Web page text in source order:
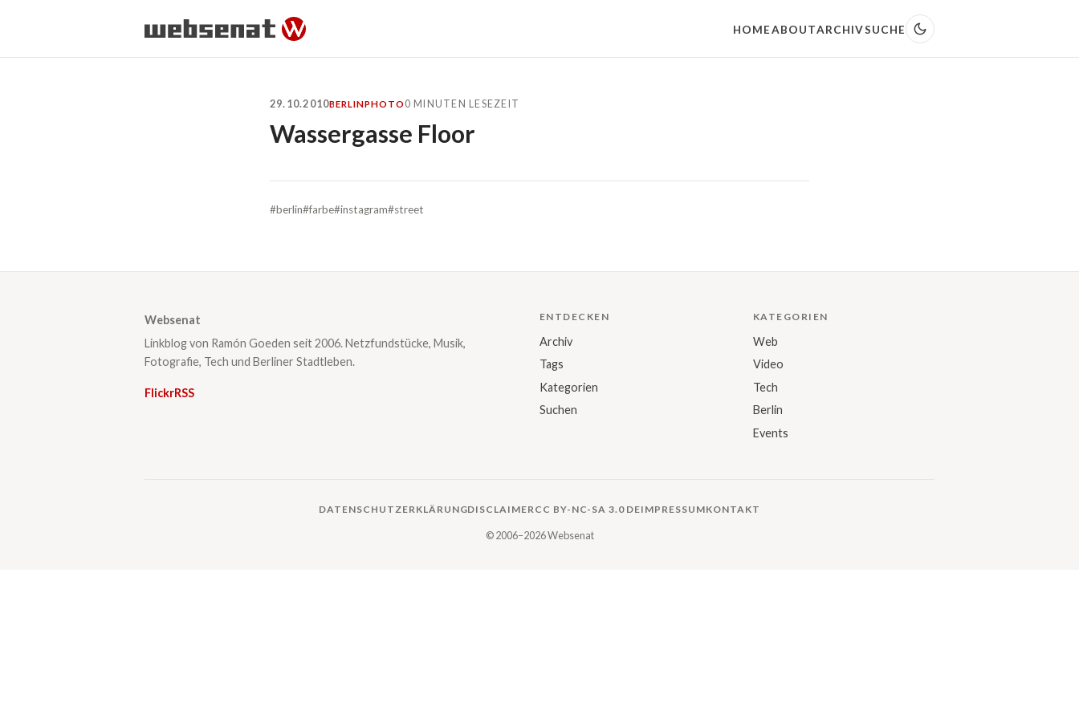
HOMEABOUTARCHIVSUCHE
29.10.2010BERLINPHOTO 0 MINUTEN LESEZEIT
Wassergasse Floor
#berlin#farbe#instagram#street
Websenat
Linkblog von Ramón Goeden seit 2006. Netzfundstücke, Musik,
Fotografie, Tech und Berliner Stadtleben.
FlickrRSS
ENTDECKEN
Archiv
Tags
Kategorien
Suchen
KATEGORIEN
Web
Video
Tech
Berlin
Events
DATENSCHUTZERKLÄRUNGDISCLAIMER CC BY-NC-SA 3.0 DEIMPRESSUMKONTAKT
© 2006–2026 Websenat